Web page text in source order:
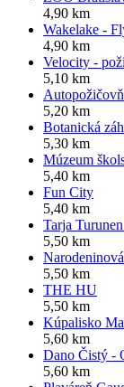
4,90 km
Wakelake -
4,90 km
Velocity -
5,10 km
5,20 km
Botanická
5,30 km
Múzeum
5,40 km
Fun City
5,40 km
Tarja
5,50 km
5,50 km
THE HU
5,50 km
Kúpalisko
5,60 km
Dano Čistý -
5,60 km